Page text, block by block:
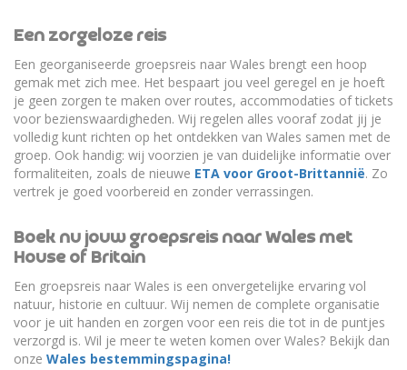
Een zorgeloze reis
Een georganiseerde groepsreis naar Wales brengt een hoop
gemak met zich mee. Het bespaart jou veel geregel en je hoeft
je geen zorgen te maken over routes, accommodaties of tickets
voor bezienswaardigheden. Wij regelen alles vooraf zodat jij je
volledig kunt richten op het ontdekken van Wales samen met de
groep. Ook handig: wij voorzien je van duidelijke informatie over
formaliteiten, zoals de nieuwe ETA voor Groot-Brittannië. Zo
vertrek je goed voorbereid en zonder verrassingen.
Boek nu jouw groepsreis naar Wales met
House of Britain
Een groepsreis naar Wales is een onvergetelijke ervaring vol
natuur, historie en cultuur. Wij nemen de complete organisatie
voor je uit handen en zorgen voor een reis die tot in de puntjes
verzorgd is. Wil je meer te weten komen over Wales? Bekijk dan
onze Wales bestemmingspagina!